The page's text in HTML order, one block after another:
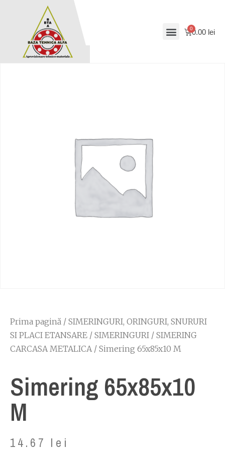
0.00 lei
Prima pagină / SIMERINGURI, ORINGURI, SNURURI
SI PLACI ETANSARE / SIMERINGURI / SIMERING
CARCASA METALICA/ Simering 65x85x10 M
Simering 65x85x10
M
14.67 lei